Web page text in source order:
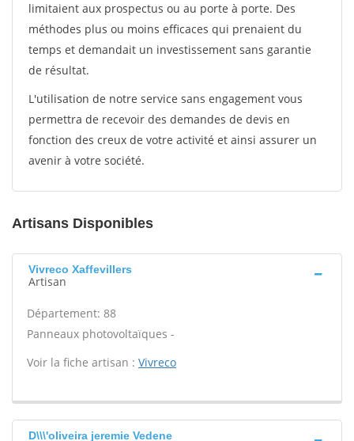
limitaient aux prospectus ou au porte à porte. Des
méthodes plus ou moins efficaces qui prenaient du
temps et demandait un investissement sans garantie
de résultat.
L'utilisation de notre service sans engagement vous
permettra de recevoir des demandes de devis en
fonction des creux de votre activité et ainsi assurer un
avenir à votre société.
Artisans Disponibles
Vivreco Xaffevillers
Artisan
Département: 88
Panneaux photovoltaïques -
Voir la fiche artisan : Vivreco
D\\\'oliveira jeremie Vedene